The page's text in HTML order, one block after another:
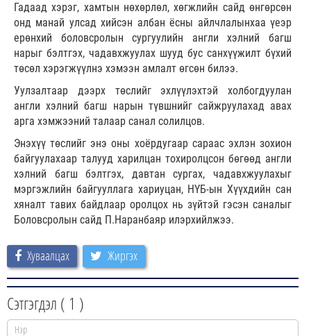
Гадаад хэрэг, хамтын нөхөрлөл, хөгжлийн сайд өнгөрсөн
онд манай улсад хийсэн албан ёсны айлчлалынхаа үеэр
ерөнхий боловсролын сургуулийн англи хэлний багш
нарыг бэлтгэх, чадавхжуулах шууд бус санхүүжилт бүхий
төсөл хэрэгжүүлнэ хэмээн амлалт өгсөн билээ.
Уулзалтаар дээрх төслийг эхлүүлэхтэй холбогдуулан
англи хэлний багш нарын түвшнийг сайжруулахад авах
арга хэмжээний талаар санал солилцов.
Энэхүү төслийг энэ оны хоёрдугаар сараас эхлэн зохион
байгуулахаар талууд харилцан тохиролцсон бөгөөд англи
хэлний багш бэлтгэх, давтан сургах, чадавхжуулахыг
мэргэжлийн байгууллага хариуцан, НҮБ-ын Хүүхдийн сан
хяналт тавих байдлаар оролцох нь зүйтэй гэсэн саналыг
Боловсролын сайд П.Наранбаяр илэрхийлжээ.
Хуваалцах Жиргэх
Сэтгэгдэл ( 1 )